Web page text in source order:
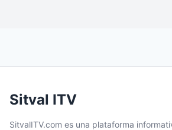
Sitval ITV
SitvalITV.com es una plataforma